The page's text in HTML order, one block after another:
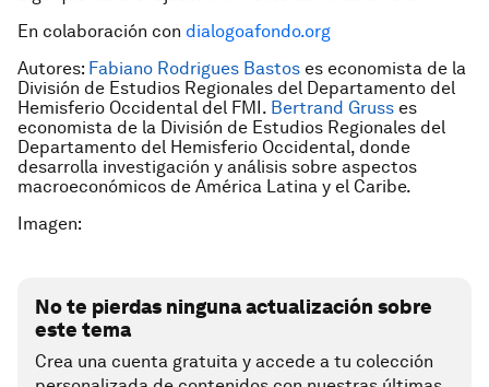
En colaboración con dialogoafondo.org
Autores: Fabiano Rodrigues Bastos es economista de la
División de Estudios Regionales del Departamento del
Hemisferio Occidental del FMI. Bertrand Gruss es
economista de la División de Estudios Regionales del
Departamento del Hemisferio Occidental, donde
desarrolla investigación y análisis sobre aspectos
macroeconómicos de América Latina y el Caribe.
Imagen:
No te pierdas ninguna actualización sobre
este tema
Crea una cuenta gratuita y accede a tu colección